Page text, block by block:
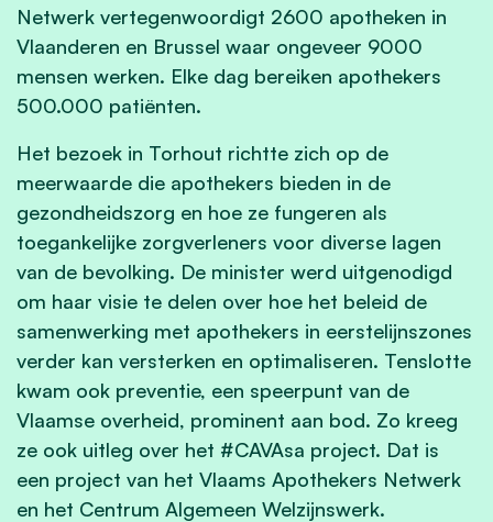
Netwerk vertegenwoordigt 2600 apotheken in
Vlaanderen en Brussel waar ongeveer 9000
mensen werken. Elke dag bereiken apothekers
500.000 patiënten.
Het bezoek in Torhout richtte zich op de
meerwaarde die apothekers bieden in de
gezondheidszorg en hoe ze fungeren als
toegankelijke zorgverleners voor diverse lagen
van de bevolking. De minister werd uitgenodigd
om haar visie te delen over hoe het beleid de
samenwerking met apothekers in eerstelijnszones
verder kan versterken en optimaliseren. Tenslotte
kwam ook preventie, een speerpunt van de
Vlaamse overheid, prominent aan bod. Zo kreeg
ze ook uitleg over het #CAVAsa project. Dat is
een project van het Vlaams Apothekers Netwerk
en het Centrum Algemeen Welzijnswerk.